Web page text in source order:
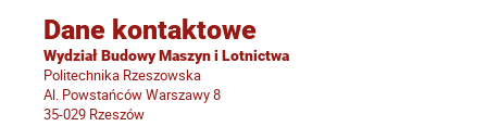
Dane kontaktowe
Wydział Budowy Maszyn i Lotnictwa
Politechnika Rzeszowska
Al. Powstańców Warszawy 8
35-029 Rzeszów